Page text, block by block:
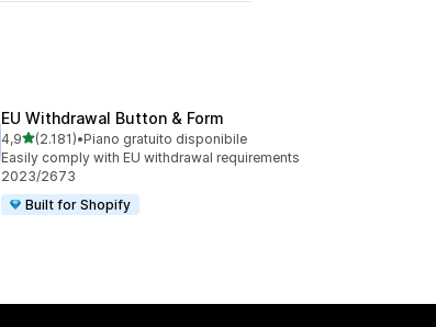
EU Withdrawal Button & Form
4,9stelle su 5
(2.181)
2181 recensioni totali
•Piano gratuito disponibile
Easily comply with EU withdrawal requirements
2023/2673
Built for Shopify